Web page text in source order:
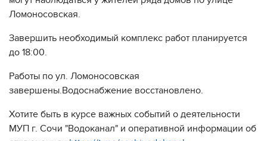
Ломоносовская.
Завершить необходимый комплекс работ планируется
до 18:00.
Работы по ул. Ломоносовская
завершены.Водоснабжение восстановлено.
Хотите быть в курсе важных событий о деятельности
МУП г. Сочи "Водоканал" и оперативной информации об